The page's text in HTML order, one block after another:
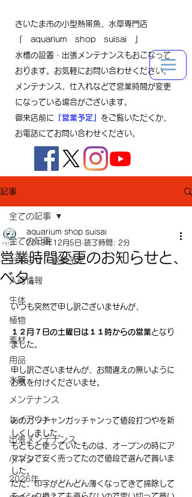
さいたま市の小型熱帯魚、水草専門店
『 aquarium shop suisai 』
水槽の設置・出張メンテナンスもおこなって
おります。お気軽にお問い合わせください。
メンテナンス、仕入れなどで営業時間が変更
になっている場合がございます。
御来店前に 『営業予定』 をご覧いただくか、
お電話にてお問い合わせください。
記事
全ての記事
お知らせ・営業予定
入荷情報
生体
植物
素材
用品
水質
メンテナンス
レイアウト
出張メンテナンス
小ネタ
2026年
全ての記事
営業時間変更のお知らせと、
ベタ。
aquarium shop suisai
2019年12月5日 読了時間: 2分
いつも突然で申し訳ございませんが、
１２月７日の土曜日は１１時からの営業となり
ました。
申し訳ございませんが、お間違えの無いように
お気を付けくださいませ。
あのガッチャンガッチャンって値段打つやを新
しくしました。
もともと使っていたものは、オープンの時にア
マゾンで安く売ってたので値段で選んで買いま
した。
ただ、印字がどんどん薄くなってきて掃除して